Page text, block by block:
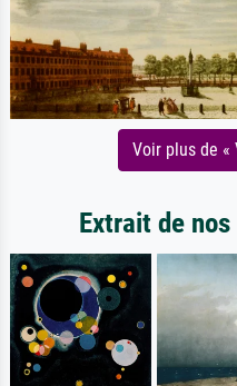
Voir plus de
Extrait de